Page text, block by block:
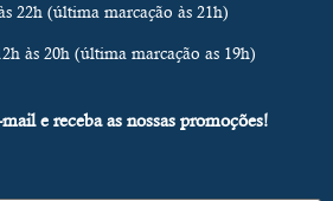
22h (última marcação às 21h)
às 20h (última marcação as 19h)
e receba as nossas promoções!